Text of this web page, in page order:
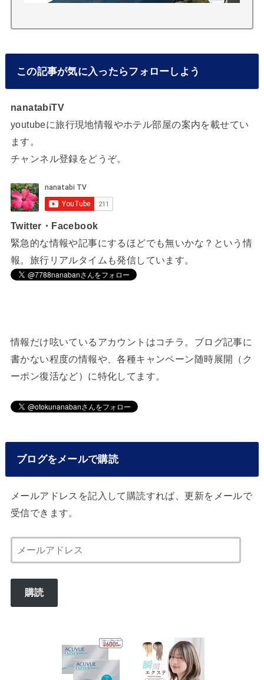
この記事が気に入ったらフォローしよう
nanatabiTV
youtubeに旅行現地情報やホテル部屋の案内を載せてい
ます。
チャンネル登録をどうぞ。
Twitter・Facebook
緊急的な情報や記事にするほどでも無いかな？という情
報。旅行リアルタイムも発信しています。
情報だけ呟いているアカウントはコチラ。ブログ記事に
書かない程度の情報や、各種キャンペーン随時展開（ク
ーポン復活など）に特化してます。
ブログをメールで購読
メールアドレスを記入して購読すれば、更新をメールで
受信できます。
ー
ル
購読